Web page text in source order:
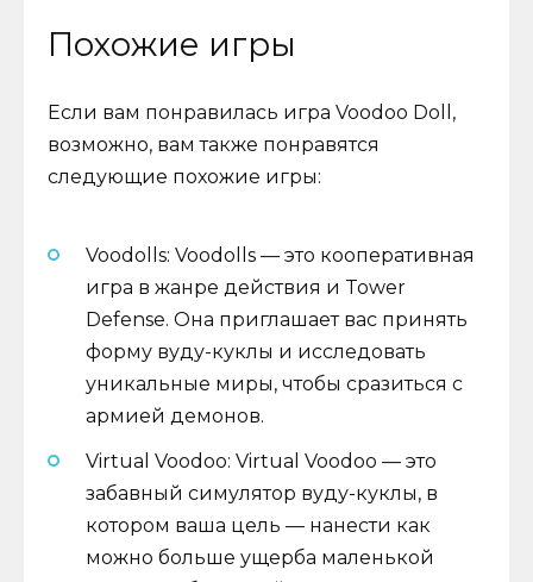
Похожие игры
Если вам понравилась игра Voodoo Doll,
возможно, вам также понравятся
следующие похожие игры:
Voodolls: Voodolls — это кооперативная
игра в жанре действия и Tower
Defense. Она приглашает вас принять
форму вуду-куклы и исследовать
уникальные миры, чтобы сразиться с
армией демонов.
Virtual Voodoo: Virtual Voodoo — это
забавный симулятор вуду-куклы, в
котором ваша цель — нанести как
можно больше ущерба маленькой